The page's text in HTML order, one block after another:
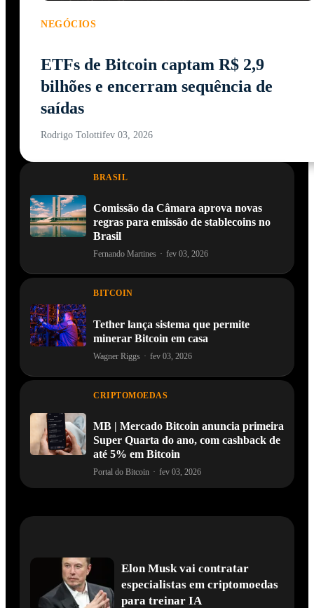
NEGÓCIOS
ETFs de Bitcoin captam R$ 2,9
bilhões e encerram sequência de
saídas
Rodrigo Tolottifev 03, 2026
BRASIL
Comissão da Câmara aprova novas
regras para emissão de stablecoins no
Brasil
Fernando Martines · fev 03, 2026
BITCOIN
Tether lança sistema que permite
minerar Bitcoin em casa
Wagner Riggs · fev 03, 2026
CRIPTOMOEDAS
MB | Mercado Bitcoin anuncia primeira
Super Quarta do ano, com cashback de
até 5% em Bitcoin
Portal do Bitcoin · fev 03, 2026
Elon Musk vai contratar
especialistas em criptomoedas
para treinar IA